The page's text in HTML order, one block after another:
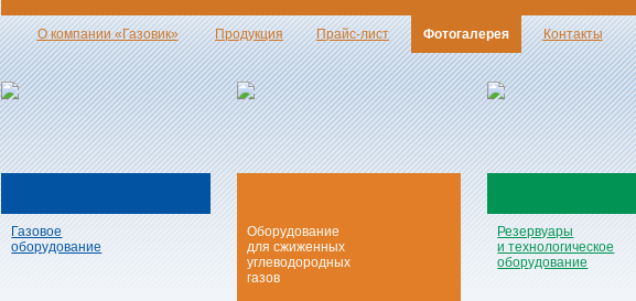
О компании «Газовик» Продукция Прайс-лист Фотогалерея Контакты
Газовое
оборудование
Оборудование
для сжиженных
углеводородных
газов
Резервуары
и технологическое
оборудование